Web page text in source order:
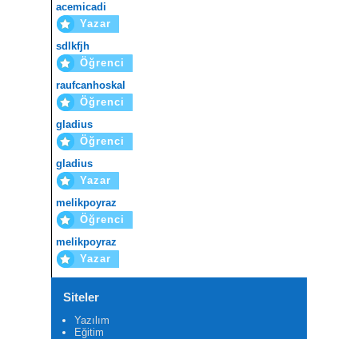
acemicadi
Yazar
sdlkfjh
Öğrenci
raufcanhoskal
Öğrenci
gladius
Öğrenci
gladius
Yazar
melikpoyraz
Öğrenci
melikpoyraz
Yazar
Siteler
Yazılım
Eğitim